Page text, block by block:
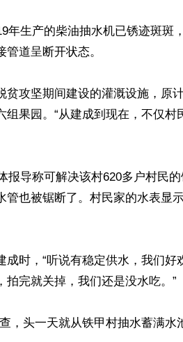
生产的柴油抽水机已锈迹斑斑
道呈断开状态。
攻坚期间建设的灌溉设施，原
果园。“从建成到现在，不仅村
报导称可解决该村620多户村民
也被锯断了。村民家的水表显
时，“听说有稳定供水，我们好
完就关掉，我们还是没水吃。”
，头一天就从铁甲村抽水蓄满水